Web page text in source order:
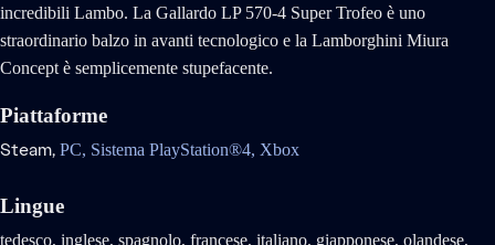
incredibili Lambo. La Gallardo LP 570-4 Super Trofeo è uno
straordinario balzo in avanti tecnologico e la Lamborghini Miura
Concept è semplicemente stupefacente.
Piattaforme
Steam, PC, Sistema PlayStation®4, Xbox
Lingue
tedesco, inglese, spagnolo, francese, italiano, giapponese, olandese,